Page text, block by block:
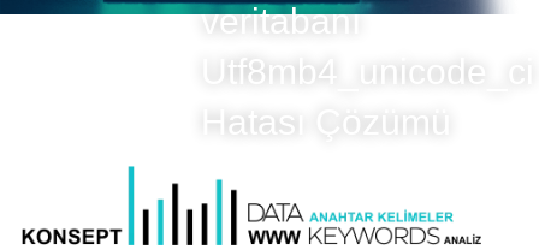
veritabanı
Utf8mb4_unicode_ci
Hatası Çözümü